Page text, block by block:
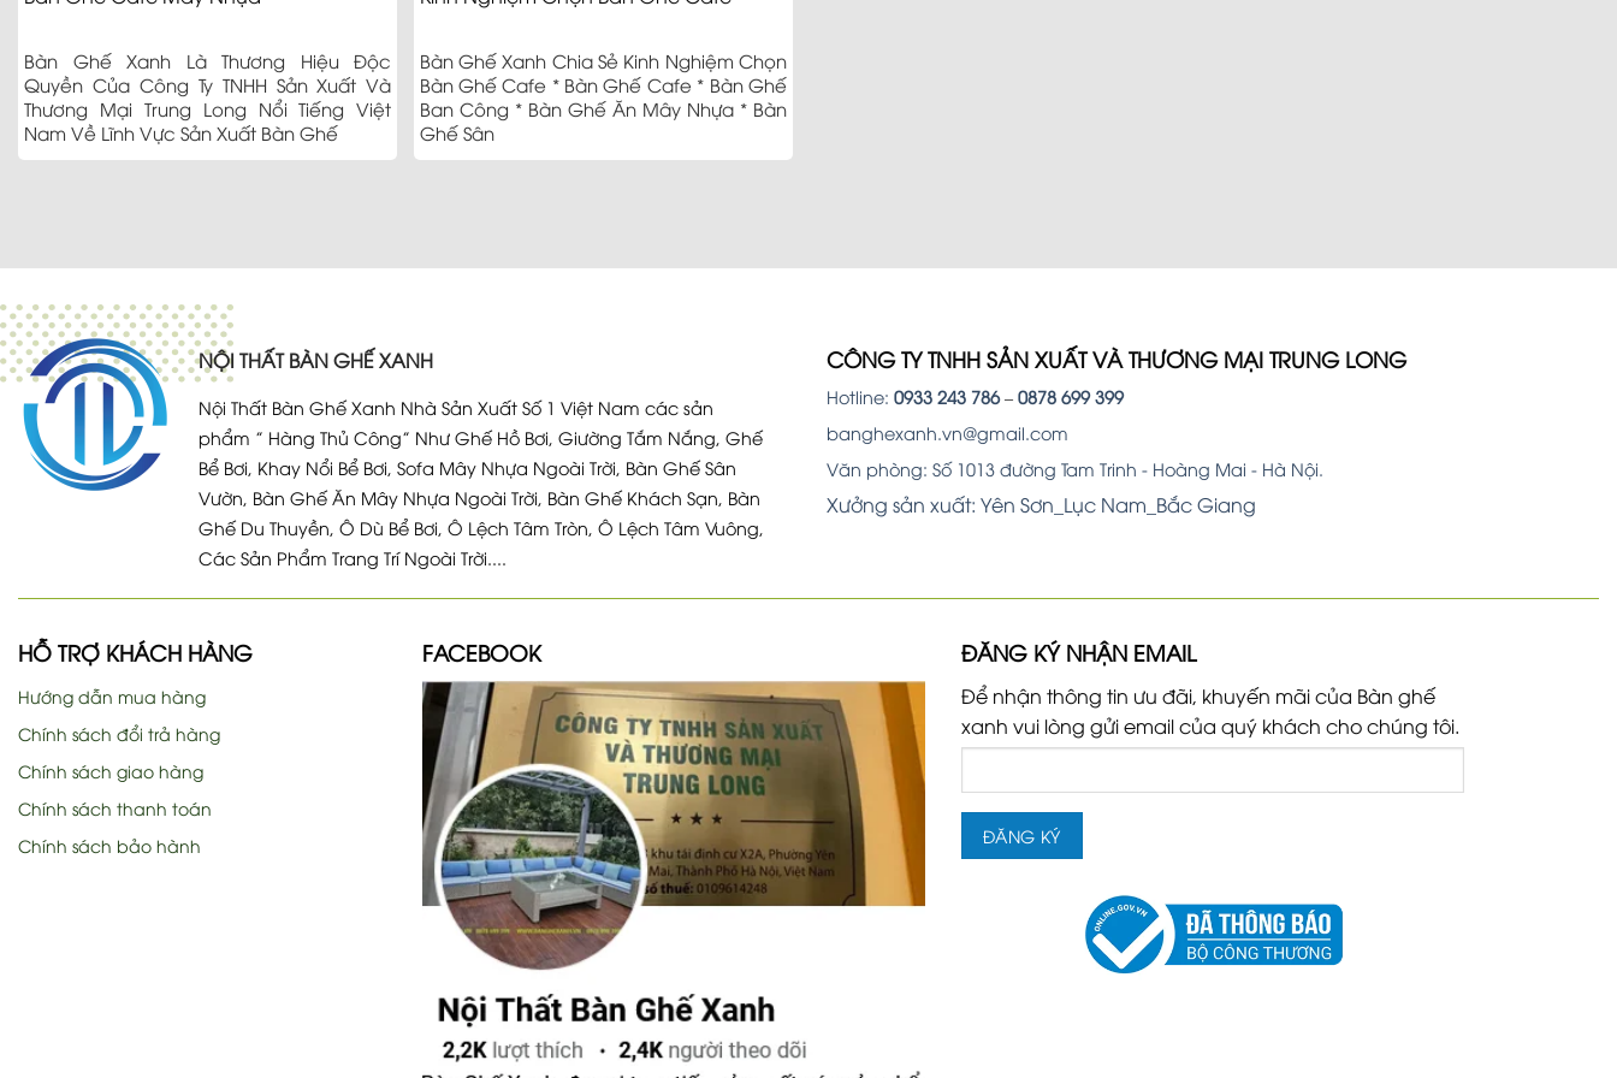
Bàn Ghế Xanh Là Thương Hiệu Độc
Quyền Của Công Ty TNHH Sản Xuất Và
Thương Mại Trung Long Nổi Tiếng Việt
Nam Về Lĩnh Vực Sản Xuất Bàn Ghế
Bàn Ghế Xanh Chia Sẻ Kinh Nghiệm Chọn
Bàn Ghế Cafe * Bàn Ghế Cafe * Bàn Ghế
Ban Công * Bàn Ghế Ăn Mây Nhựa * Bàn
Ghế Sân
NỘI THẤT BÀN GHẾ XANH
Nội Thất Bàn Ghế Xanh Nhà Sản Xuất Số 1 Việt Nam các sản
phẩm ” Hàng Thủ Công” Như Ghế Hồ Bơi, Giường Tắm Nắng, Ghế
Bể Bơi, Khay Nổi Bể Bơi, Sofa Mây Nhựa Ngoài Trời, Bàn Ghế Sân
Vườn, Bàn Ghế Ăn Mây Nhựa Ngoài Trời, Bàn Ghế Khách Sạn, Bàn
Ghế Du Thuyền, Ô Dù Bể Bơi, Ô Lệch Tâm Tròn, Ô Lệch Tâm Vuông,
Các Sản Phẩm Trang Trí Ngoài Trời....
CÔNG TY TNHH SẢN XUẤT VÀ THƯƠNG MẠI TRUNG LONG
Hotline: 0933 243 786– 0878 699 399
banghexanh.vn@gmail.com
Văn phòng: Số 1013 đường Tam Trinh - Hoàng Mai - Hà Nội.
Xưởng sản xuất: Yên Sơn_Lục Nam_Bắc Giang
HỖ TRỢ KHÁCH HÀNG
Hướng dẫn mua hàng
Chính sách đổi trả hàng
Chính sách giao hàng
Chính sách thanh toán
Chính sách bảo hành
FACEBOOK ĐĂNG KÝ NHẬN EMAIL
Để nhận thông tin ưu đãi, khuyến mãi của Bàn ghế
xanh vui lòng gửi email của quý khách cho chúng tôi.